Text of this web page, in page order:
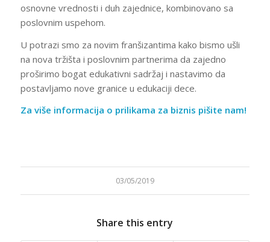
osnovne vrednosti i duh zajednice, kombinovano sa
poslovnim uspehom.
U potrazi smo za novim franšizantima kako bismo ušli
na nova tržišta i poslovnim partnerima da zajedno
proširimo bogat edukativni sadržaj i nastavimo da
postavljamo nove granice u edukaciji dece.
Za više informacija o prilikama za biznis pišite nam!
03/05/2019
Share this entry